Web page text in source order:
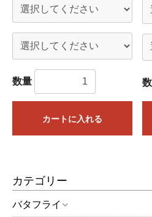
カテゴリー
バタフライ
数量
カートに入れる
「取り寄せ商品（予約注文）」と
日ほどで入荷いたします。問屋に